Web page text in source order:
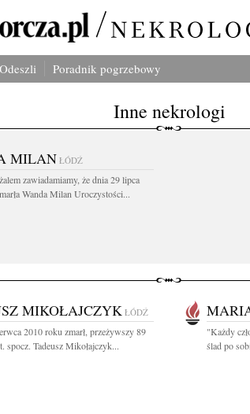
Odeszli Poradnik pogrzebowy
Inne nekrologi
MILANŁÓDŹ
zawiadamiamy, że dnia 29 lipca
Wanda Milan Uroczystości...
MIKOŁAJCZYK ŁÓDŹ
2010 roku zmarł, przeżywszy 89
spocz. Tadeusz Mikołajczyk...
"Każdy
ślad po